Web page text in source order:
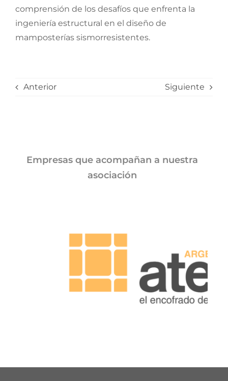
comprensión de los desafíos que enfrenta la
ingeniería estructural en el diseño de
mamposterías sismorresistentes.
Anterior Siguiente
Empresas que acompañan a nuestra
asociación